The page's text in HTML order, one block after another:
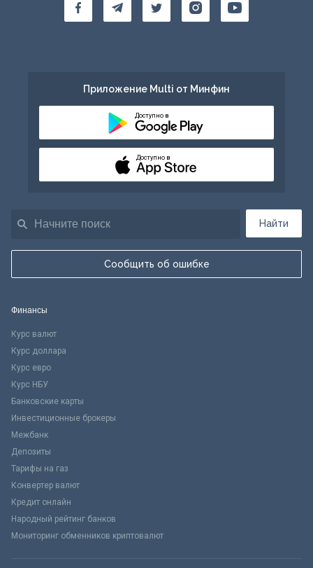
Найти
Сообщить об ошибке
Приложение Multi от Минфин
Доступно в
Доступно в
Финансы
Курс валют
Курс доллара
Курс евро
Курс НБУ
Банковские карты
Инвестиционные брокеры
Межбанк
Депозиты
Тарифы на газ
Конвертер валют
Кредит онлайн
Народный рейтинг банков
Мониторинг обменников криптовалют